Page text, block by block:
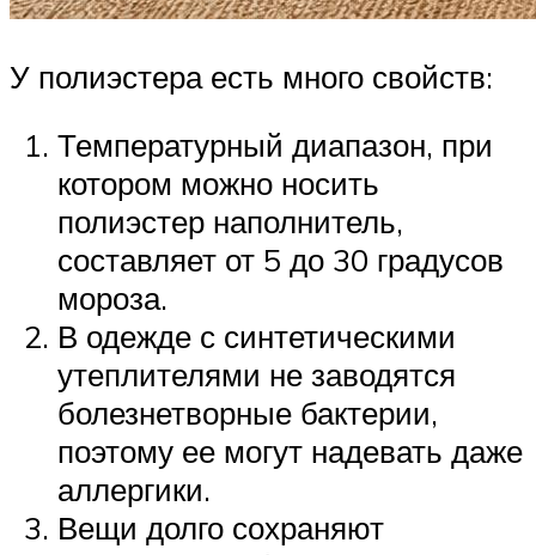
У полиэстера есть много свойств:
Температурный диапазон, при
котором можно носить
полиэстер наполнитель,
составляет от 5 до 30 градусов
мороза.
В одежде с синтетическими
утеплителями не заводятся
болезнетворные бактерии,
поэтому ее могут надевать даже
аллергики.
Вещи долго сохраняют